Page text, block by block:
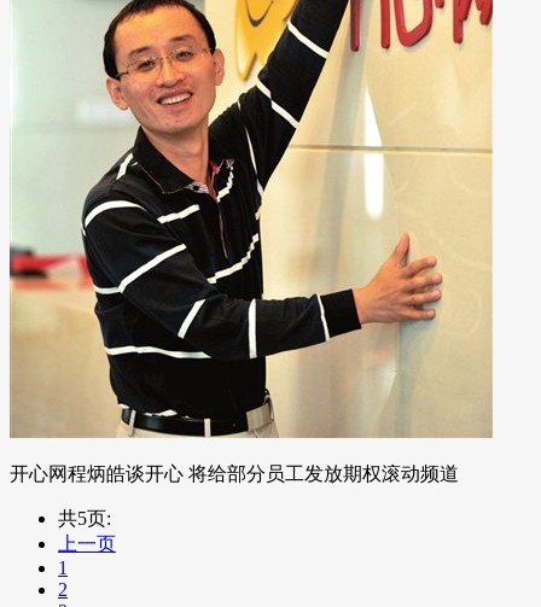
开心网程炳皓谈开心 将给部分员工发放期权滚动频道
共5页:
上一页
1
2